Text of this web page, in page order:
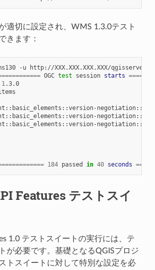
適切に設定され、WMS 1.3.0テスト
きます：
-u
OGC test session starts
1.3.0
184 passed in 40 seconds
Features テストスイ
1.0 テストスイートの実行には、テ
が必要です。基礎となるQGISプロジ
トスイートに対して特別な設定を必